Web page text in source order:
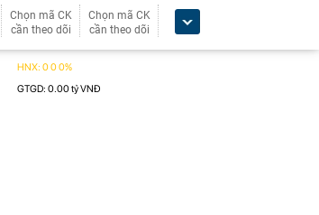
Chọn mã CK
cần theo dõi
Chọn mã CK
cần theo dõi